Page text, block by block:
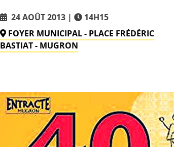
24 AOÛT 2013
14H15
FOYER MUNICIPAL - PLACE FRÉDÉRIC
BASTIAT - MUGRON